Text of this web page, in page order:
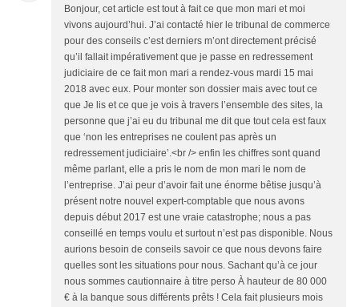
Bonjour, cet article est tout à fait ce que mon mari et moi
vivons aujourd’hui. J’ai contacté hier le tribunal de commerce
pour des conseils c’est derniers m’ont directement précisé
qu’il fallait impérativement que je passe en redressement
judiciaire de ce fait mon mari a rendez-vous mardi 15 mai
2018 avec eux. Pour monter son dossier mais avec tout ce
que Je lis et ce que je vois à travers l’ensemble des sites, la
personne que j’ai eu du tribunal me dit que tout cela est faux
que ‘non les entreprises ne coulent pas après un
redressement judiciaire’.<br /> enfin les chiffres sont quand
même parlant, elle a pris le nom de mon mari le nom de
l’entreprise. J’ai peur d’avoir fait une énorme bêtise jusqu’à
présent notre nouvel expert-comptable que nous avons
depuis début 2017 est une vraie catastrophe; nous a pas
conseillé en temps voulu et surtout n’est pas disponible. Nous
aurions besoin de conseils savoir ce que nous devons faire
quelles sont les situations pour nous. Sachant qu’à ce jour
nous sommes cautionnaire à titre perso À hauteur de 80 000
€ à la banque sous différents prêts ! Cela fait plusieurs mois